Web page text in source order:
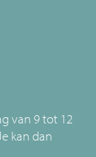
van 9 tot 12
kan dan